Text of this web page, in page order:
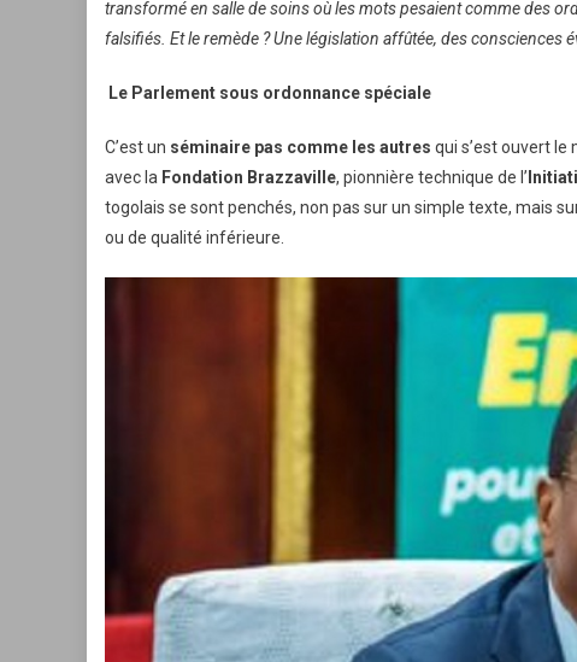
transformé en salle de soins où les mots pesaient comme des
falsifiés. Et le remède ? Une législation affûtée, des consciences
Le Parlement sous ordonnance spéciale
C’est un séminaire pas comme les autres qui s’est ouvert le
avec la Fondation Brazzaville, pionnière technique de l’
togolais se sont penchés, non pas sur un simple texte, mais
ou de qualité inférieure.